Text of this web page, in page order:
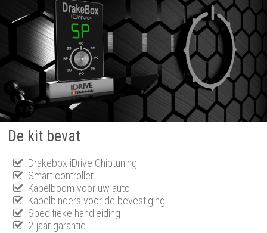
De kit bevat
Drakebox iDrive Chiptuning
Smart controller
Kabelboom voor uw auto
Kabelbinders voor de bevestiging
Specifieke handleiding
2-jaar garantie